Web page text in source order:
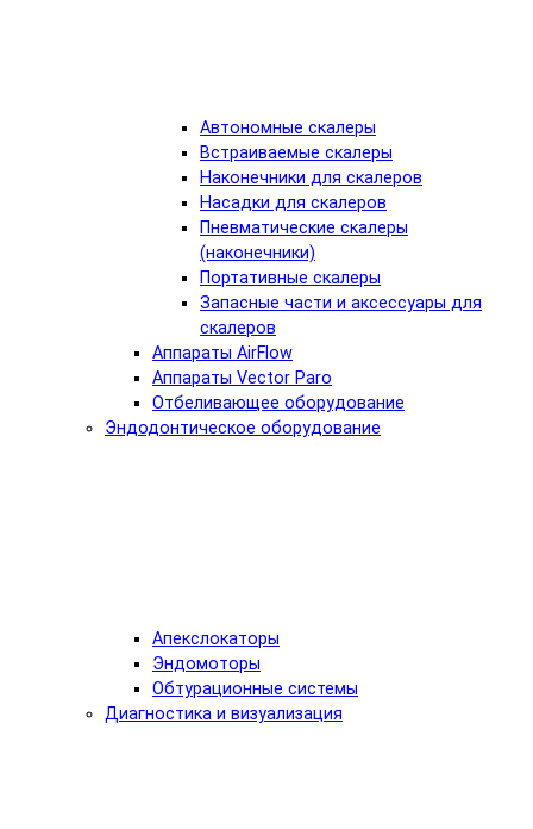
Автономные скалеры
Встраиваемые скалеры
Наконечники для скалеров
Насадки для скалеров
Пневматические скалеры
(наконечники)
Портативные скалеры
Запасные части и аксессуары для
скалеров
Аппараты AirFlow
Аппараты Vector Paro
Отбеливающее оборудование
Эндодонтическое оборудование
Апекслокаторы
Эндомоторы
Обтурационные системы
Диагностика и визуализация